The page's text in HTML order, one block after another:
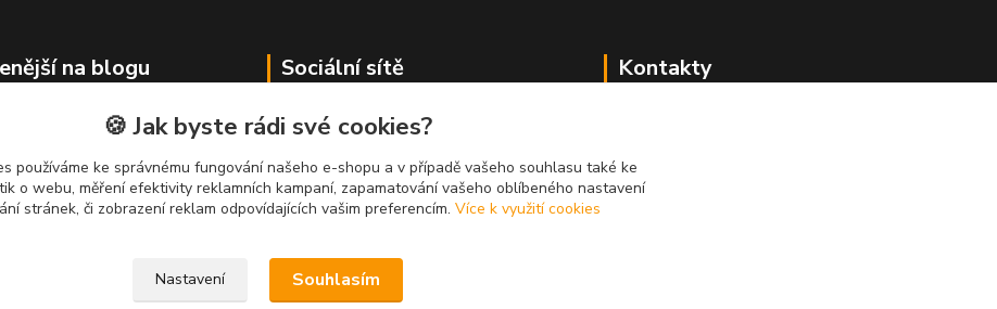
na blogu Sociální sítě
Instagram
Facebook
Kontakty
🍪 Jak byste rádi své cookies?
používáme ke správnému fungování našeho e-shopu a v případě vašeho souhlasu také ke
o webu, měření efektivity reklamních kampaní, zapamatování vašeho oblíbeného nastavení
stránek, či zobrazení reklam odpovídajících vašim preferencím. Více k využití cookies
Nastavení Souhlasím